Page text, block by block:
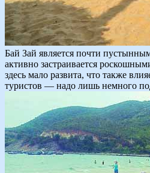
Бай Зай является почти
активно застраивается
здесь мало развита, что также
туристов — надо лишь немного